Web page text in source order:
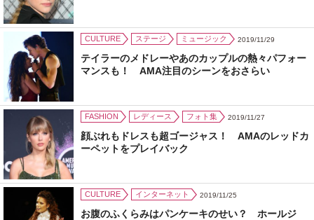
CULTURE ステージ ミュージック 2019/11/29
テイラーのメドレーやあのカップルの熱々パフォー
マンスも！ AMA注目のシーンをおさらい
FASHION レディース フォト集 2019/11/27
顔ぶれもドレスも超ゴージャス！ AMAのレッドカ
ーペットをプレイバック
CULTURE インターネット 2019/11/25
お腹のふくらみはパンケーキのせい？ ホールジ